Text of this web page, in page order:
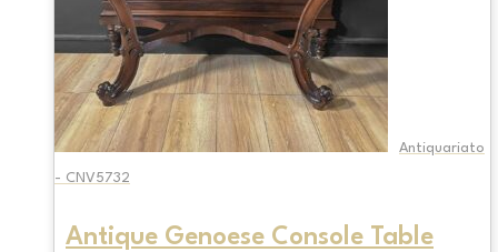
Antiquariato
- CNV5732
Antique Genoese Console Table